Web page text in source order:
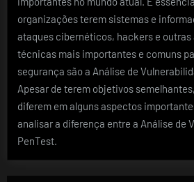
organizações terem sistemas e
ataques cibernéticos, hackers e outras
técnicas mais importantes e comuns
segurança são a Análise de
Apesar de terem objetivos
diferem em alguns aspectos
analisar a diferença entre a Análise de
PenTest.